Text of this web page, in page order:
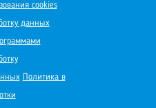
cookies
данных
Политика в